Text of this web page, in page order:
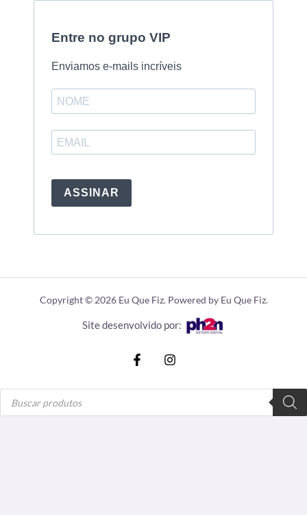
Entre no grupo VIP
Enviamos e-mails incríveis
ASSINAR
Copyright © 2026 Eu Que Fiz. Powered by Eu Que Fiz.
Site desenvolvido por:
Pesquisar
produtos